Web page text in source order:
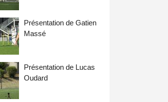
Présentation de Gatien
Massé
Présentation de Lucas
Oudard